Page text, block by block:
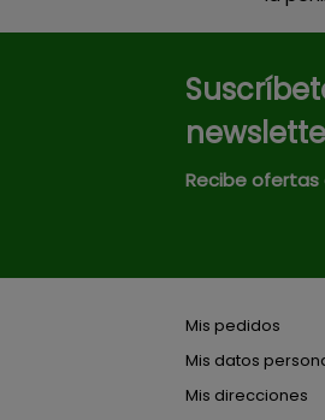
Recibe ofertas
Mis pedidos
Mis datos
Mis direcciones